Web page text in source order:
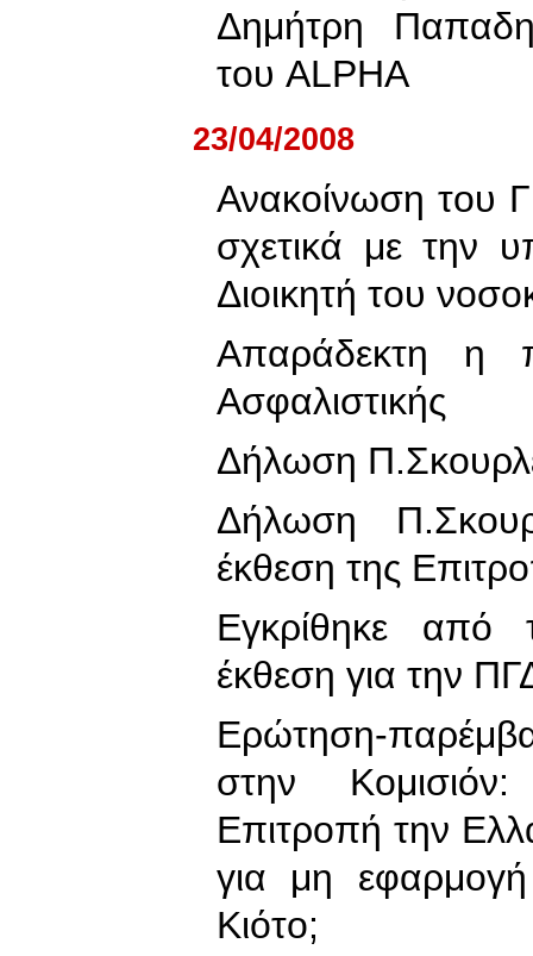
Δημήτρη
του ALPHA
23/04/2008
Ανακοίνωση του
σχετικά με την
Διοικητή του
Απαράδεκτη η
Ασφαλιστικής
Δήλωση
Δήλωση
έκθεση της
Εγκρίθηκε από
έκθεση για την
Ερώτηση-
στην
Επιτροπή την
για μη
Κιότο;